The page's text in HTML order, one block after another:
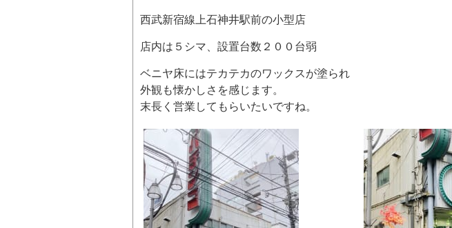
西武新宿線上石神井駅前の小型店
店内は５シマ、設置台数２００台弱
ベニヤ床にはテカテカのワックスが塗られ
外観も懐かしさを感じます。
末長く営業してもらいたいですね。